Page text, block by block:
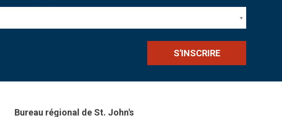
Bureau régional de St. John's